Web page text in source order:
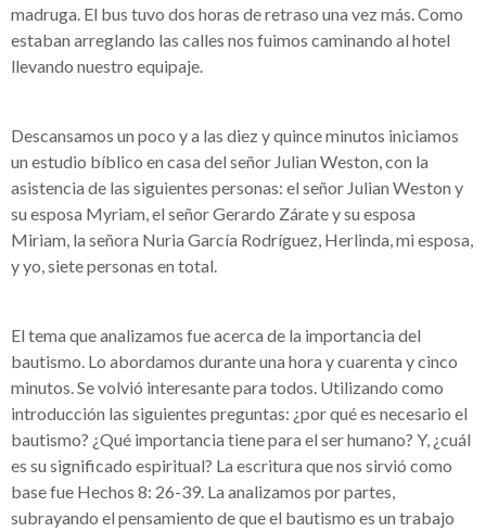
madruga. El bus tuvo dos horas de retraso una vez más. Como
estaban arreglando las calles nos fuimos caminando al hotel
llevando nuestro equipaje.
Descansamos un poco y a las diez y quince minutos iniciamos
un estudio bíblico en casa del señor Julian Weston, con la
asistencia de las siguientes personas: el señor Julian Weston y
su esposa Myriam, el señor Gerardo Zárate y su esposa
Miriam, la señora Nuria García Rodríguez, Herlinda, mi esposa,
y yo, siete personas en total.
El tema que analizamos fue acerca de la importancia del
bautismo. Lo abordamos durante una hora y cuarenta y cinco
minutos. Se volvió interesante para todos. Utilizando como
introducción las siguientes preguntas: ¿por qué es necesario el
bautismo? ¿Qué importancia tiene para el ser humano? Y, ¿cuál
es su significado espiritual? La escritura que nos sirvió como
base fue Hechos 8: 26-39. La analizamos por partes,
subrayando el pensamiento de que el bautismo es un trabajo